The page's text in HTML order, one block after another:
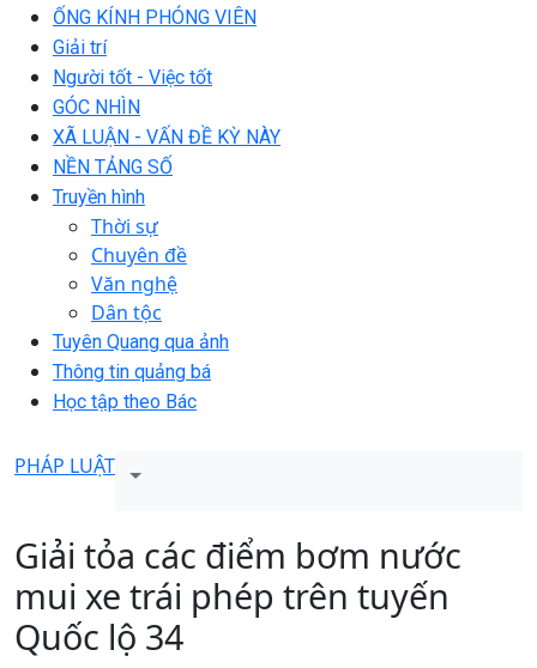
ỐNG KÍNH PHÓNG VIÊN
Giải trí
Người tốt - Việc tốt
GÓC NHÌN
XÃ LUẬN - VẤN ĐỀ KỲ NÀY
NỀN TẢNG SỐ
Truyền hình
Thời sự
Chuyên đề
Văn nghệ
Dân tộc
Tuyên Quang qua ảnh
Thông tin quảng bá
Học tập theo Bác
PHÁP LUẬT
Giải tỏa các điểm bơm nước
mui xe trái phép trên tuyến
Quốc lộ 34